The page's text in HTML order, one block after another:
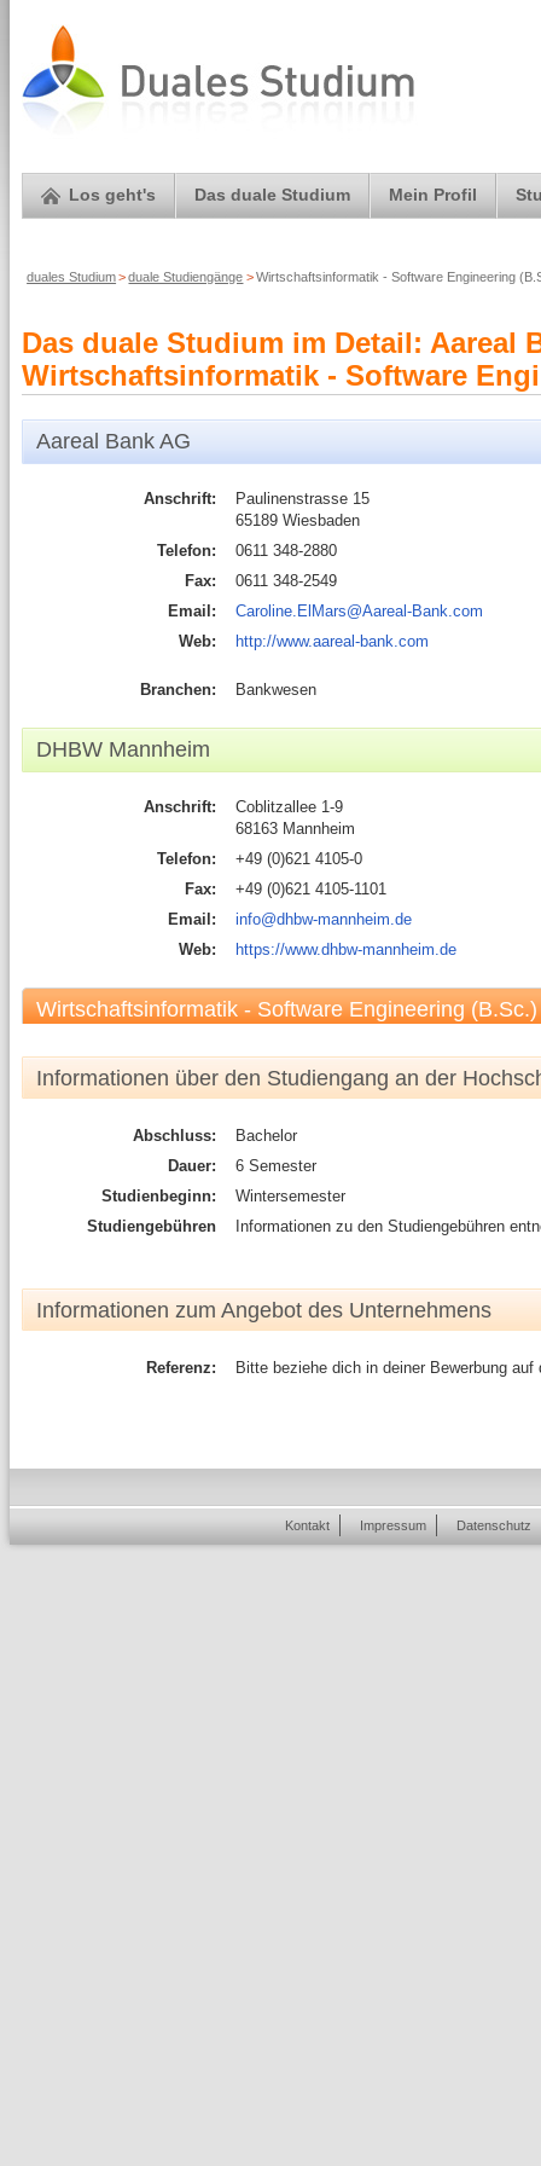
Los geht's Das duale Studium Mein Profil
duales Studium> duale Studiengänge >Wirtschaftsinformatik - Software Engineering
Das duale Studium im Detail: Aareal
Wirtschaftsinformatik - Software
Aareal Bank AG
Anschrift:
Paulinenstrasse 15
65189 Wiesbaden
Telefon:
0611 348-2880
Fax:
0611 348-2549
Email:
Caroline.ElMars@Aareal-Bank.com
Web:
http://www.aareal-bank.com
Branchen: Bankwesen
DHBW Mannheim
Anschrift:
Coblitzallee 1-9
68163 Mannheim
Telefon:
+49 (0)621 4105-0
Fax:
+49 (0)621 4105-1101
Email:
info@dhbw-mannheim.de
Web:
https://www.dhbw-mannheim.de
Wirtschaftsinformatik - Software Engineering (B.Sc.)
Informationen über den Studiengang an der
Abschluss:
Bachelor
Dauer:
6 Semester
Studienbeginn:
Wintersemester
Studiengebühren
Informationen zu den Studiengebühren
Informationen zum Angebot des Unternehmens
Referenz: Bitte beziehe dich in deiner Bewerbung auf
Kontakt Impressum Datenschutz